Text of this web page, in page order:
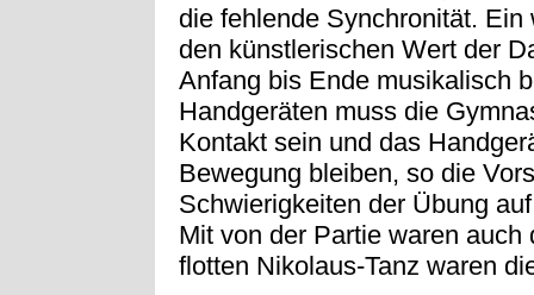
die fehlende Synchronität.
den künstlerischen Wert der
Anfang bis Ende musikalisch
Handgeräten muss die
Kontakt sein und das
Bewegung bleiben, so die
Schwierigkeiten der Übung
Mit von der Partie waren
flotten Nikolaus-Tanz waren